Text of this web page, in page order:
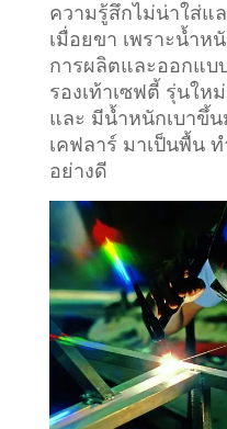
ความรู้สึกไม่น่าใส่แ
เมื่อยขา เพราะน้ำห
การผลิตและออกแ
รองเท้าเซฟตี้ รุ่นให
และ มีน้ำหนักเบาขึ้น
เคฟลาร์ มาเป็นพื้น
อย่างดี